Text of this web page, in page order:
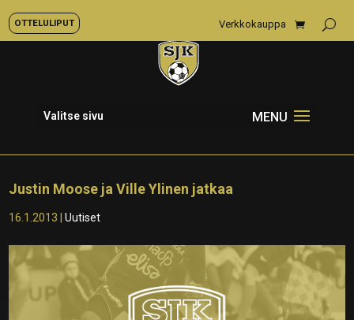
OTTELULIPUT Verkkokauppa
Valitse sivu
Justin Moose ja Ville Ylinen jatkaa
16.1.2013 |Uutiset